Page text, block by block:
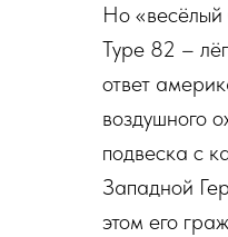
Но «весёлый
Type 82 –
ответ
воздушного
подвеска с
Западной
этом его